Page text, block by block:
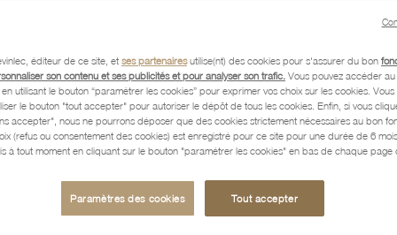
Description
Caractéristiques détaillées
éditeur de ce site, et ses partenairesutilise(nt) des cookies pour s'assurer du bon
son contenu et ses publicités et pour analyser son trafic. Vous pouvez accéder
utilisant le bouton “paramétrer les cookies” pour exprimer vos choix sur les cookies. Vous
le bouton "tout accepter" pour autoriser le dépôt de tous les cookies. Enfin, si vous
accepter", nous ne pourrons déposer que des cookies strictement nécessaires au bon
(refus ou consentement des cookies) est enregistré pour ce site pour une durée de 6
à tout moment en cliquant sur le bouton "paramétrer les cookies" en bas de chaque page
Paramètres des cookies Tout accepter